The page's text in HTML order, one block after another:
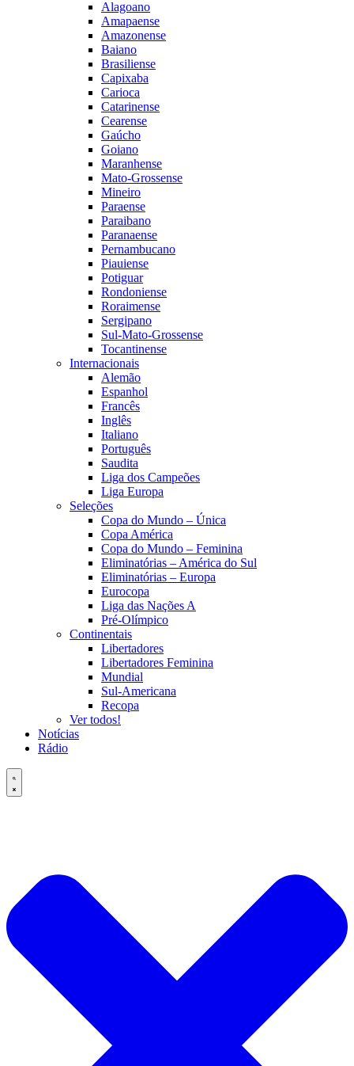
Alagoano
Amapaense
Amazonense
Baiano
Brasiliense
Capixaba
Carioca
Catarinense
Cearense
Gaúcho
Goiano
Maranhense
Mato-Grossense
Mineiro
Paraense
Paraibano
Paranaense
Pernambucano
Piauiense
Potiguar
Rondoniense
Roraimense
Sergipano
Sul-Mato-Grossense
Tocantinense
Internacionais
Alemão
Espanhol
Francês
Inglês
Italiano
Português
Saudita
Liga dos Campeões
Liga Europa
Seleções
Copa do Mundo – Única
Copa América
Copa do Mundo – Feminina
Eliminatórias – América do Sul
Eliminatórias – Europa
Eurocopa
Liga das Nações A
Pré-Olímpico
Continentais
Libertadores
Libertadores Feminina
Mundial
Sul-Americana
Recopa
Ver todos!
Notícias
Rádio